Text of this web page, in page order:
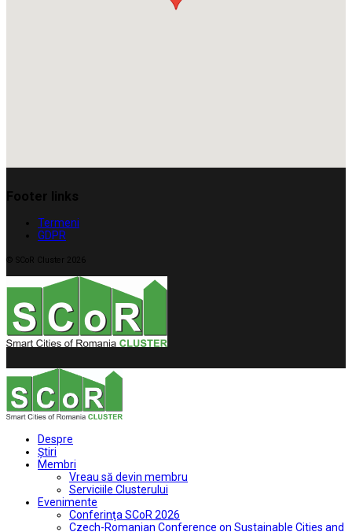
Footer links
Termeni
GDPR
© SCoR Cluster 2026
Despre
Ştiri
Membri
Vreau să devin membru
Serviciile Clusterului
Evenimente
Conferinţa SCoR 2026
Czech-Romanian Conference on Sustainable Cities and